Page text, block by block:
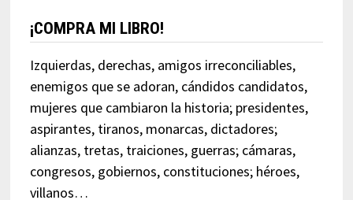
¡COMPRA MI LIBRO!
Izquierdas, derechas, amigos irreconciliables,
enemigos que se adoran, cándidos candidatos,
mujeres que cambiaron la historia; presidentes,
aspirantes, tiranos, monarcas, dictadores;
alianzas, tretas, traiciones, guerras; cámaras,
congresos, gobiernos, constituciones; héroes,
villanos…